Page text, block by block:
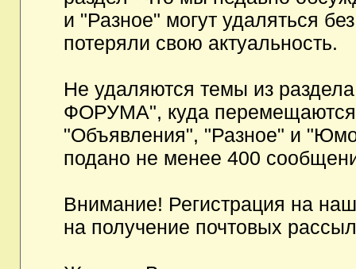
и "Разное" могут удаляться
потеряли свою актуальность.
Не удаляются темы из
ФОРУМА", куда перемещаются
"Объявления", "Разное" и
подано не менее 400
Внимание! Регистрация на
на получение почтовых